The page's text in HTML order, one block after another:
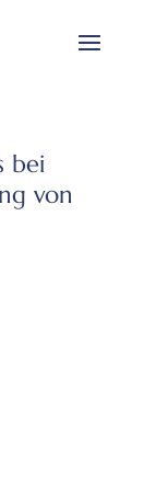
bei
von